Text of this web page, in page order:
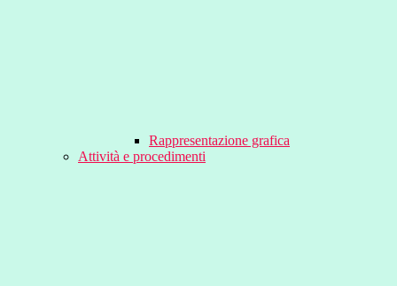
Rappresentazione grafica
Attività e procedimenti